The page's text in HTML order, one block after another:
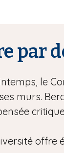
par
le
murs.